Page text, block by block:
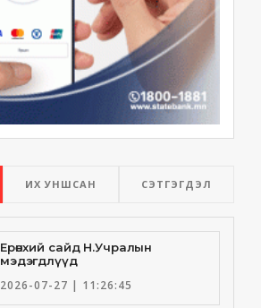
ИХ УНШСАН СЭТГЭГДЭЛ
Ерөнхий сайд Н.Учралын
мэдэгдлүүд
2026-07-27 | 11:26:45